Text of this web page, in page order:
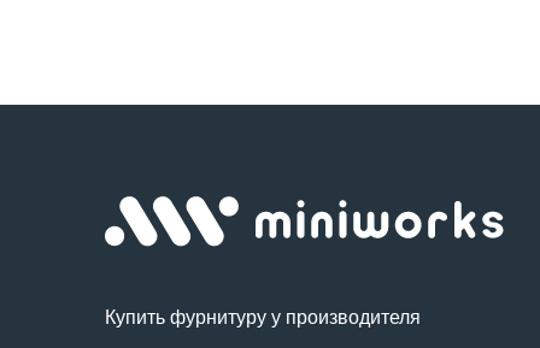
Купить фурнитуру у производителя